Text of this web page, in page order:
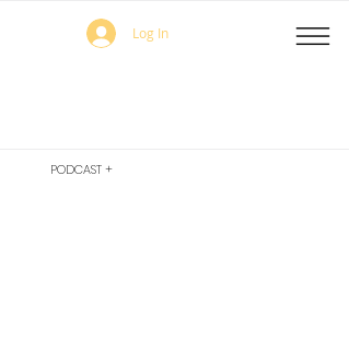
Log In
PODCAST +